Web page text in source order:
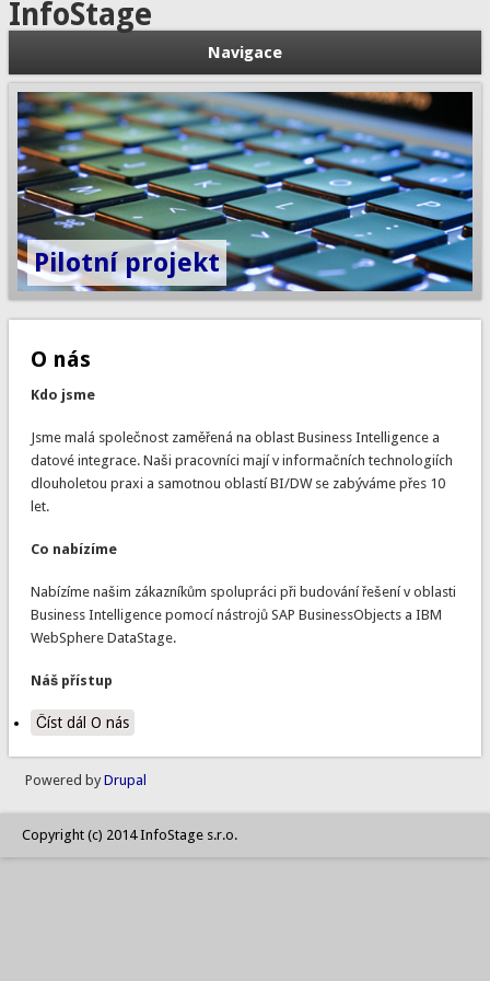
InfoStage
Navigace
Pilotní projekt
O nás
Kdo jsme
Jsme malá společnost zaměřená na oblast Business Intelligence a
datové integrace. Naši pracovníci mají v informačních technologiích
dlouholetou praxi a samotnou oblastí BI/DW se zabýváme přes 10
let.
Co nabízíme
Nabízíme našim zákazníkům spolupráci při budování řešení v oblasti
Business Intelligence pomocí nástrojů SAP BusinessObjects a IBM
WebSphere DataStage.
Náš přístup
Číst dálO nás
Powered byDrupal
Copyright (c) 2014 InfoStage s.r.o.